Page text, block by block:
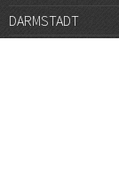
DARMSTADT